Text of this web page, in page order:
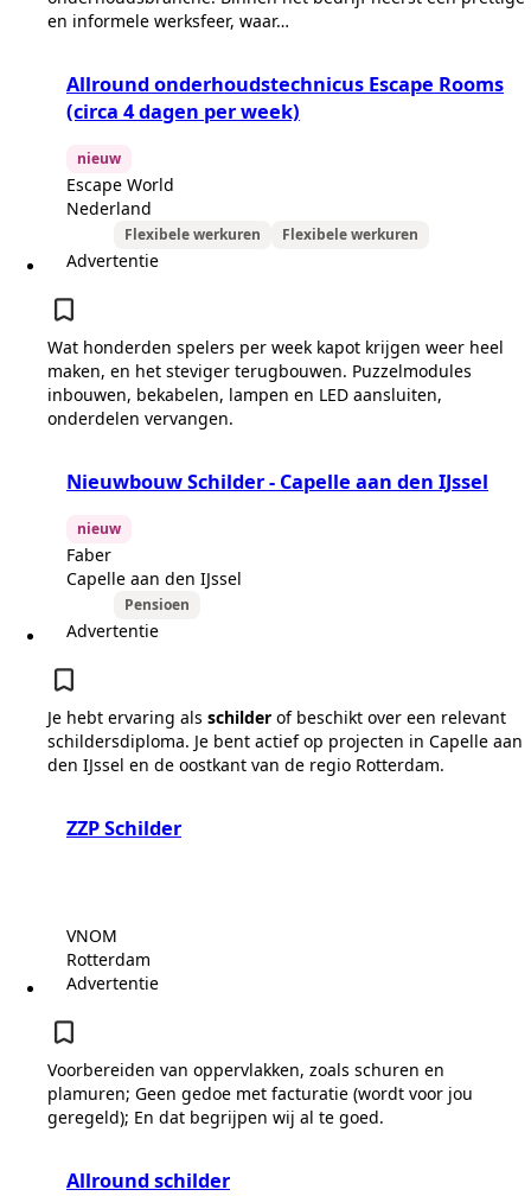
en informele werksfeer, waar…
Allround onderhoudstechnicus Escape Rooms
(circa 4 dagen per week)
nieuw
Escape World
Nederland
Flexibele werkuren Flexibele werkuren
Advertentie
Wat honderden spelers per week kapot krijgen weer heel
maken, en het steviger terugbouwen. Puzzelmodules
inbouwen, bekabelen, lampen en LED aansluiten,
onderdelen vervangen.
Nieuwbouw Schilder - Capelle aan den IJssel
nieuw
Faber
Capelle aan den IJssel
Pensioen
Advertentie
Je hebt ervaring als schilder of beschikt over een relevant
schildersdiploma. Je bent actief op projecten in Capelle aan
den IJssel en de oostkant van de regio Rotterdam.
ZZP Schilder
VNOM
Rotterdam
Advertentie
Voorbereiden van oppervlakken, zoals schuren en
plamuren; Geen gedoe met facturatie (wordt voor jou
geregeld); En dat begrijpen wij al te goed.
Allround schilder